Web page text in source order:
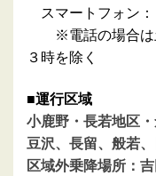
スマートフォン
※電話の場合は
３ 時を除く
■運行区域
小鹿野・長若地区
豆沢、長留、般若、
区域外乗降場所：